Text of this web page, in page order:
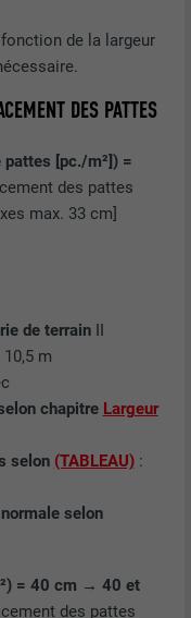
de la largeur
DES PATTES
pattes [pc./m²]) =
des pattes
max. 33 cm]
de terrain II
10,5 m
chapitre Largeur
selon (TABLEAU):
selon
= 40 cm → 40 et
des pattes
l'utilisation de
afin d'afficher de
aux préférences de
de réseau social
l'utilisation de